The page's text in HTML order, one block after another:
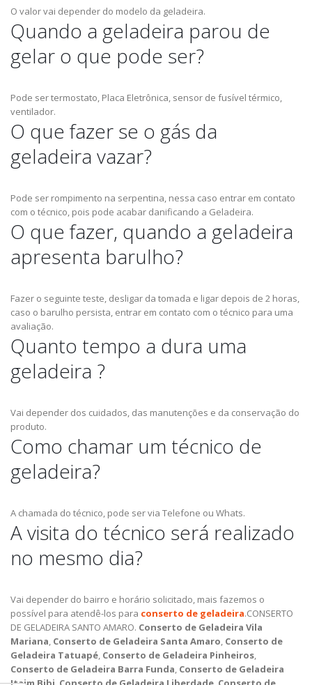
O valor vai depender do modelo da geladeira.
Quando a geladeira parou de
gelar o que pode ser?
Pode ser termostato, Placa Eletrônica, sensor de fusível térmico,
ventilador.
O que fazer se o gás da
geladeira vazar?
Pode ser rompimento na serpentina, nessa caso entrar em contato
com o técnico, pois pode acabar danificando a Geladeira.
O que fazer, quando a geladeira
apresenta barulho?
Fazer o seguinte teste, desligar da tomada e ligar depois de 2 horas,
caso o barulho persista, entrar em contato com o técnico para uma
avaliação.
Quanto tempo a dura uma
geladeira ?
Vai depender dos cuidados, das manutenções e da conservação do
produto.
Como chamar um técnico de
geladeira?
A chamada do técnico, pode ser via Telefone ou Whats.
A visita do técnico será realizado
no mesmo dia?
Vai depender do bairro e horário solicitado, mais fazemos o
possível para atendê-los para conserto de geladeira.CONSERTO
DE GELADEIRA SANTO AMARO. Conserto de Geladeira Vila
Mariana, Conserto de Geladeira Santa Amaro, Conserto de
Geladeira Tatuapé, Conserto de Geladeira Pinheiros,
Conserto de Geladeira Barra Funda, Conserto de Geladeira